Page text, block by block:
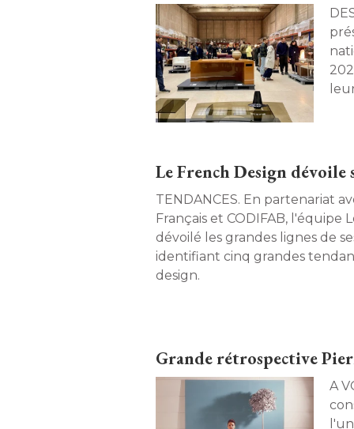
DESIGN. Les
Le French Design dévoile
TENDANCES. En partenariat avec l'Ameublement
Français et CODIFAB, l'équipe
dévoilé les grandes lignes de
identifiant cinq grandes
design.
Grande rétrospective
A VOIR. Le musée